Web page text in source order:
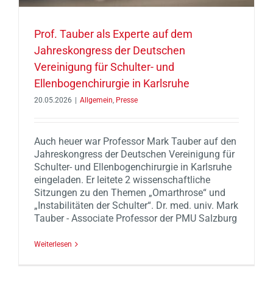
Prof. Tauber als Experte auf dem
Jahreskongress der Deutschen
Vereinigung für Schulter- und
Ellenbogenchirurgie in Karlsruhe
20.05.2026 Allgemein, Presse
Auch heuer war Professor Mark Tauber auf den
Jahreskongress der Deutschen Vereinigung für
Schulter- und Ellenbogenchirurgie in Karlsruhe
eingeladen. Er leitete 2 wissenschaftliche
Sitzungen zu den Themen „Omarthrose“ und
„Instabilitäten der Schulter“. Dr. med. univ. Mark
Tauber - Associate Professor der PMU Salzburg
Weiterlesen